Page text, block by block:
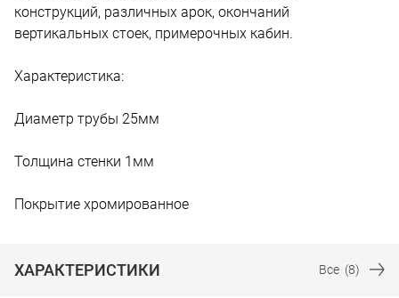
конструкций, различных арок, окончаний
вертикальных стоек, примерочных кабин.
Характеристика:
Диаметр трубы 25мм
Толщина стенки 1мм
Покрытие хромированное
ХАРАКТЕРИСТИКИ Все (8)